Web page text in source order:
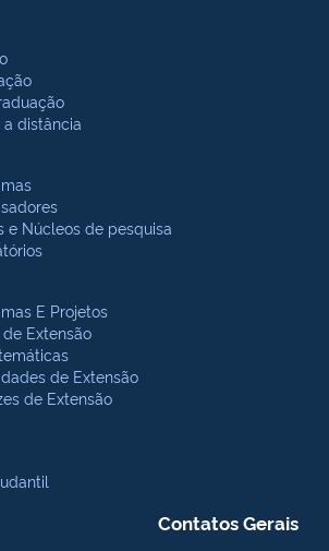
a distância
e Núcleos de pesquisa
E Projetos
de Extensão
de Extensão
de Extensão
Contatos Gerais